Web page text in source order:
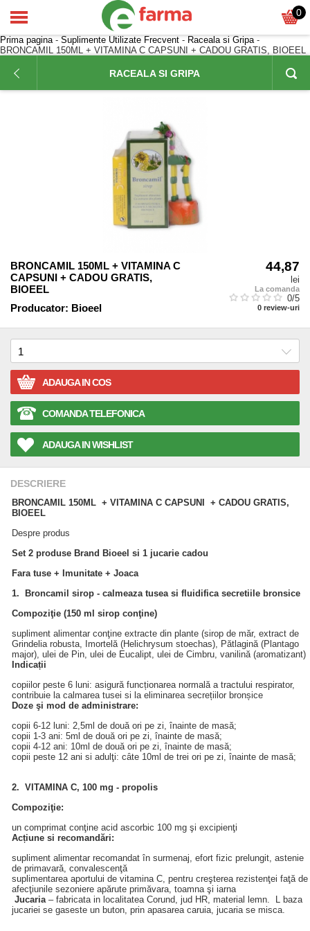
0
Prima pagina- Suplimente Utilizate Frecvent - Raceala si Gripa-
BRONCAMIL 150ML + VITAMINA C CAPSUNI + CADOU GRATIS, BIOEEL
RACEALA SI GRIPA
BRONCAMIL 150ML + VITAMINA C
CAPSUNI + CADOU GRATIS,
BIOEEL
Producator: Bioeel
44,87
lei
La comanda
0/5
0 review-uri
ADAUGA IN COS
COMANDA TELEFONICA
ADAUGA IN WISHLIST
DESCRIERE
BRONCAMIL 150ML + VITAMINA C CAPSUNI + CADOU GRATIS,
BIOEEL
Despre produs
Set 2 produse Brand Bioeel si 1 jucarie cadou
Fara tuse + Imunitate + Joaca
1. Broncamil sirop - calmeaza tusea si fluidifica secretiile bronsice
Compoziţie (150 ml sirop conţine)
supliment alimentar conţine extracte din plante (sirop de măr, extract de
Grindelia robusta, Imortelă (Helichrysum stoechas), Pătlagină (Plantago
major), ulei de Pin, ulei de Eucalipt, ulei de Cimbru, vanilină (aromatizant)
Indicații
copiilor peste 6 luni: asigură funcționarea normală a tractului respirator,
contribuie la calmarea tusei si la eliminarea secrețiilor bronșice
Doze şi mod de administrare:
copii 6-12 luni: 2,5ml de două ori pe zi, înainte de masă;
copii 1-3 ani: 5ml de două ori pe zi, înainte de masă;
copii 4-12 ani: 10ml de două ori pe zi, înainte de masă;
copii peste 12 ani si adulţi: cȃte 10ml de trei ori pe zi, înainte de masă;
2. VITAMINA C, 100 mg - propolis
Compoziţie:
un comprimat conţine acid ascorbic 100 mg şi excipienţi
Acțiune si recomandări:
supliment alimentar recomandat în surmenaj, efort fizic prelungit, astenie
de primavară, convalescenţă
suplimentarea aportului de vitamina C, pentru creşterea rezistenţei faţă de
afecţiunile sezoniere apărute primăvara, toamna şi iarna
Jucaria – fabricata in localitatea Corund, jud HR, material lemn. L baza
jucariei se gaseste un buton, prin apasarea caruia, jucaria se misca.